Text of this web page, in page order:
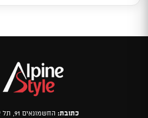
כתובת: החשמונאים 91, תל אביב